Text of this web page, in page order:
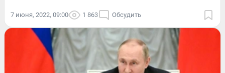
7 июня, 2022, 09:00 1 863 Обсудить